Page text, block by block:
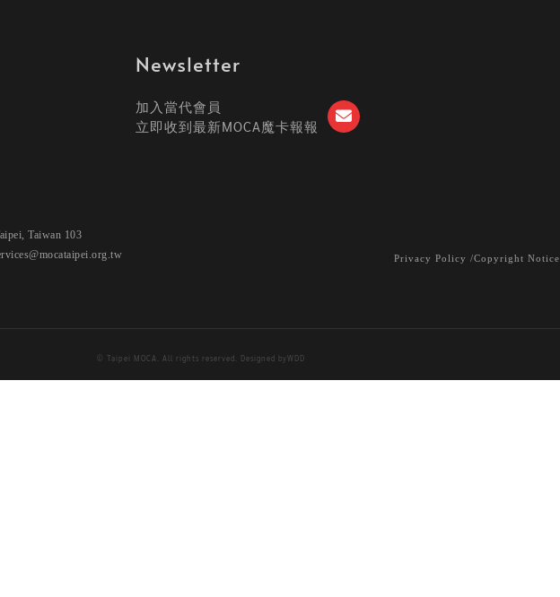
Newsletter
加入當代會員
立即收到最新MOCA魔卡報報
Taiwan 103
Privacy Policy /Copyright Notice
© Taipei MOCA. All rights reserved. Designed byWDD